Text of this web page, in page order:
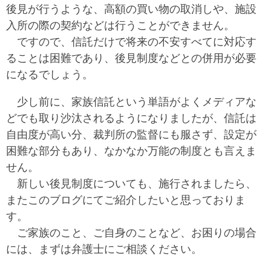
後見が行うような、高額の買い物の取消しや、施設
入所の際の契約などは行うことができません。
ですので、信託だけで将来の不安すべてに対応す
ることは困難であり、後見制度などとの併用が必要
になるでしょう。
少し前に、家族信託という単語がよくメディアな
どでも取り沙汰されるようになりましたが、信託は
自由度が高い分、裁判所の監督にも服さず、設定が
困難な部分もあり、なかなか万能の制度とも言えま
せん。
新しい後見制度についても、施行されましたら、
またこのブログにてご紹介したいと思っておりま
す。
ご家族のこと、ご自身のことなど、お困りの場合
には、まずは弁護士にご相談ください。